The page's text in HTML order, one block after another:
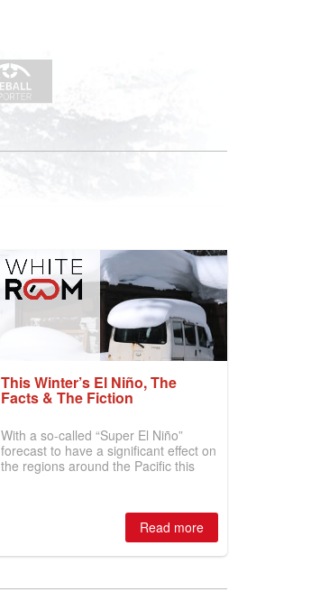
This Winter’s El Niño, The
Facts & The Fiction
With a so-called “Super El Niño”
forecast to have a significant effect on
the regions around the Pacific this
where are the best odds?
Read more